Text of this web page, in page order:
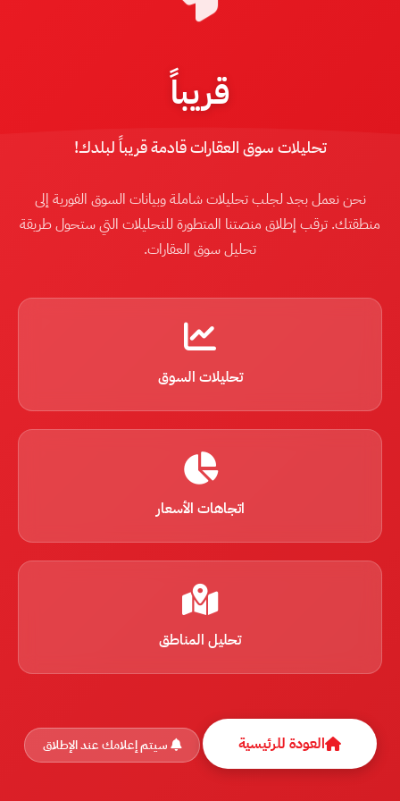
قريباً
تحليلات سوق العقارات قادمة قريباً لبلدك!
نحن نعمل بجد لجلب تحليلات شاملة وبيانات السوق الفورية إلى
منطقتك. ترقب إطلاق منصتنا المتطورة للتحليلات التي ستحول طريقة
تحليل سوق العقارات.
تحليلات السوق
اتجاهات الأسعار
تحليل المناطق
العودة للرئيسية سيتم إعلامك عند الإطلاق